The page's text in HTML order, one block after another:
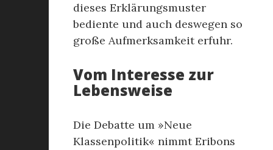
dieses Erklärungsmuster
bediente und auch deswegen so
große Aufmerksamkeit erfuhr.
Vom Interesse zur
Lebensweise
Die Debatte um »Neue
Klassenpolitik« nimmt Eribons